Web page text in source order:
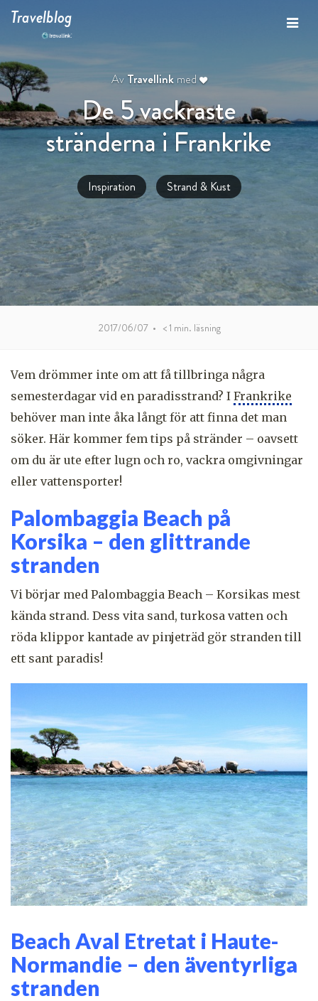
Travelblog
Av Travellinkmed
De 5 vackraste
stränderna i Frankrike
Inspiration Strand & Kust
2017/06/07• < 1 min. läsning
Vem drömmer inte om att få tillbringa några
semesterdagar vid en paradisstrand? I Frankrike
behöver man inte åka långt för att finna det man
söker. Här kommer fem tips på stränder – oavsett
om du är ute efter lugn och ro, vackra omgivningar
eller vattensporter!
Palombaggia Beach på
Korsika – den glittrande
stranden
Vi börjar med Palombaggia Beach – Korsikas mest
kända strand. Dess vita sand, turkosa vatten och
röda klippor kantade av pinjeträd gör stranden till
ett sant paradis!
Beach Aval Etretat i Haute-
Normandie – den äventyrliga
stranden